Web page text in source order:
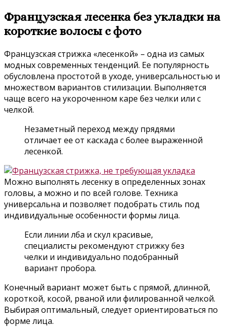
Французская лесенка без укладки на
короткие волосы с фото
Французская стрижка «лесенкой» – одна из самых
модных современных тенденций. Ее популярность
обусловлена простотой в уходе, универсальностью и
множеством вариантов стилизации. Выполняется
чаще всего на укороченном каре без челки или с
челкой.
Незаметный переход между прядями
отличает ее от каскада с более выраженной
лесенкой.
Можно выполнять лесенку в определенных зонах
головы, а можно и по всей голове. Техника
универсальна и позволяет подобрать стиль под
индивидуальные особенности формы лица.
Если линии лба и скул красивые,
специалисты рекомендуют стрижку без
челки и индивидуально подобранный
вариант пробора.
Конечный вариант может быть с прямой, длинной,
короткой, косой, рваной или филированной челкой.
Выбирая оптимальный, следует ориентироваться по
форме лица.